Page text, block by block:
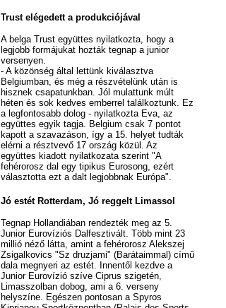
Trust elégedett a produkciójával
A belga Trust együttes nyilatkozta, hogy a
legjobb formájukat hozták tegnap a junior
versenyen.
- A közönség által lettünk kiválasztva
Belgiumban, és még a részvételünk után is
hisznek csapatunkban. Jól mulattunk múlt
héten és sok kedves emberrel találkoztunk. Ez
a legfontosabb dolog - nyilatkozta Eva, az
együttes egyik tagja. Belgium csak 7 pontot
kapott a szavazáson, így a 15. helyet tudták
elérni a résztvevő 17 ország közül. Az
együttes kiadott nyilatkozata szerint "A
fehérorosz dal egy tipikus Eurosong, ezért
választotta ezt a dalt legjobbnak Európa".
Jó estét Rotterdam, Jó reggelt Limassol
Tegnap Hollandiában rendezték meg az 5.
Junior Eurovíziós Dalfesztivált. Több mint 23
millió néző látta, amint a fehérorosz Alekszej
Zsigalkovics "Sz druzjami" (Barátaimmal) című
dala megnyeri az estét. Innentől kezdve a
Junior Eurovízió szíve Ciprus szigetén,
Limasszolban dobog, ami a 6. verseny
helyszíne. Egészen pontosan a Spyros